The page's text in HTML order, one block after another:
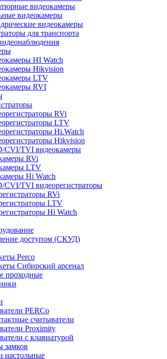
видеокамеры
видеокамеры
видеокамеры
для транспорта
HI Watch
Hikvision
LTV
RVI
RVi
LTV
Hi.Watch
Hikvision
CVI/TVI видеокамеры
RVi
LTV
Hi Watch
CVI/TVI видеорегистраторы
RVi
LTV
Hi Watch
доступом (СКУД)
Perco
Сибирский арсенал
проходные
PERCo
считыватели
Proximity
с клавиатурой
замков
настольные